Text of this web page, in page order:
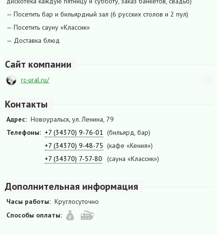
— Посетить бар и бильярдный зал (6 русских столов и 2 пул)
— Посетить сауну «Классик»
— Доставка блюд
Сайт компании
rc-ural.ru/
Контакты
Адрес: Новоуральск, ул. Ленина, 79
Телефоны: +7 (34370) 9-76-01 (бильярд, бар)
+7 (34370) 9-48-75 (кафе «Кения»)
+7 (34370) 7-57-80
(сауна «Классик»)
Дополнительная информация
Часы работы: Круглосуточно
Способы оплаты: